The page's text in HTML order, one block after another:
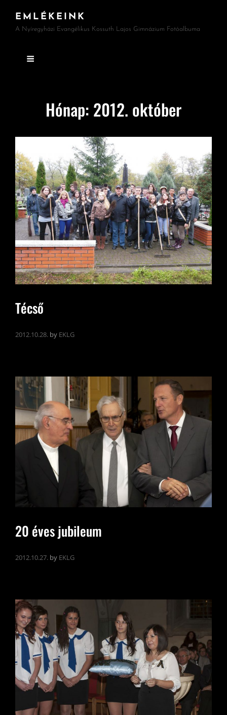
EMLÉKEINK
A Nyíregyházi Evangélikus Kossuth Lajos Gimnázium Fotóalbuma
Hónap: 2012. október
Técső
2012.10.28. by EKLG
20 éves jubileum
2012.10.27. by EKLG